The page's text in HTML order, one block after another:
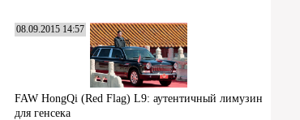
08.09.2015 14:57
FAW HongQi (Red Flag) L9: аутентичный лимузин
для генсека